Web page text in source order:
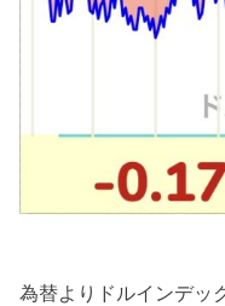
為替よりドルインデッ